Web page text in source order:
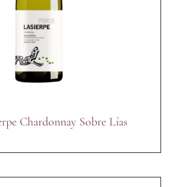
Chardonnay Sobre Lías